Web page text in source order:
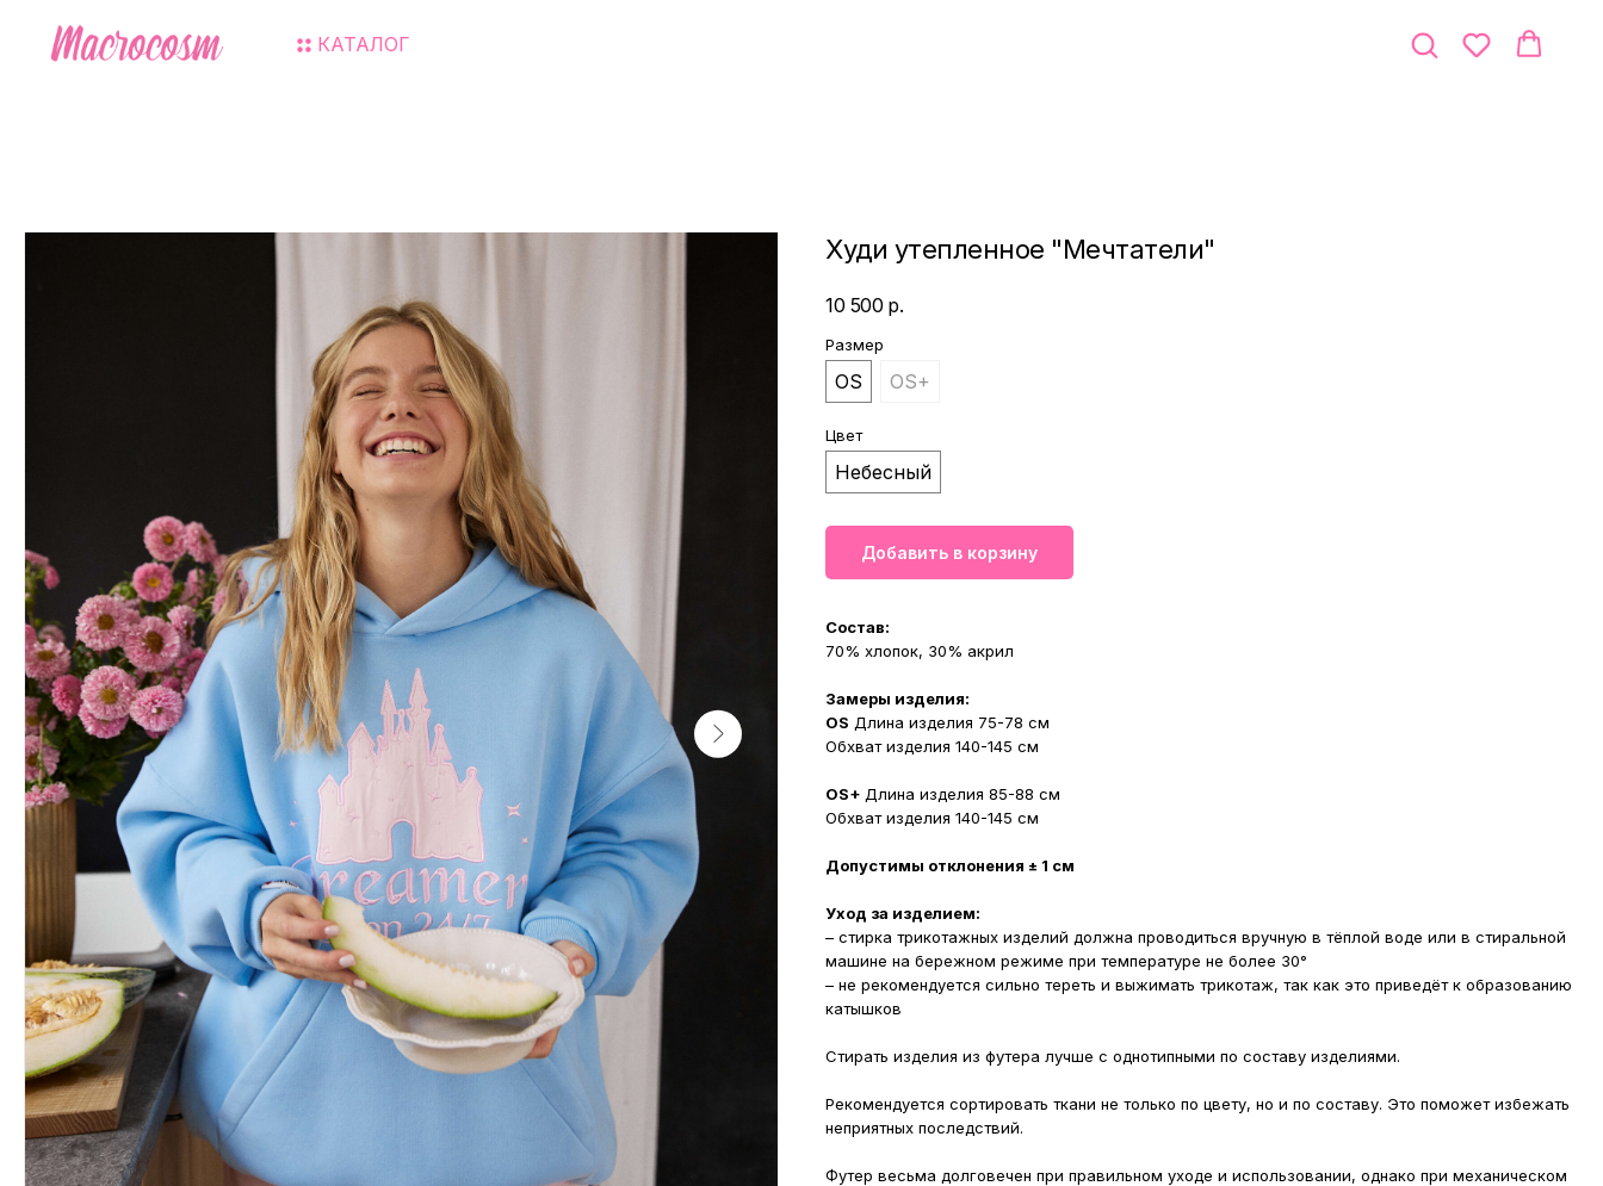
КАТАЛОГ
Худи утепленное "Мечтатели"
10 500 р.
Размер
OS OS+
Цвет
Небесный
Добавить в корзину
Состав:
70% хлопок, 30% акрил
Замеры изделия:
OS Длина изделия 75-78 см
Обхват изделия 140-145 см
OS+ Длина изделия 85-88 см
Обхват изделия 140-145 см
Допустимы отклонения ± 1 см
Уход за изделием:
– стирка трикотажных изделий должна проводиться вручную в тёплой воде или в стиральной
машине на бережном режиме при температуре не более 30°
– не рекомендуется сильно тереть и выжимать трикотаж, так как это приведёт к образованию
катышков
Стирать изделия из футера лучше с однотипными по составу изделиями.
Рекомендуется сортировать ткани не только по цвету, но и по составу. Это поможет избежать
неприятных последствий.
Футер весьма долговечен при правильном уходе и использовании, однако при механическом